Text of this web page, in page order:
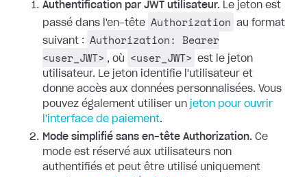
Authentification par JWT utilisateur. Le jeton est
passé dans l'en-tête Authorization
au format
suivant :
Authorization: Bearer
<user_JWT> , où <user_JWT>
est le jeton
utilisateur. Le jeton identifie l'utilisateur et
donne accès aux données personnalisées. Vous
pouvez également utiliser un jeton pour ouvrir
l'interface de paiement.
Mode simplifié sans en-tête Authorization. Ce
mode est réservé aux utilisateurs non
authentifiés et peut être utilisé uniquement